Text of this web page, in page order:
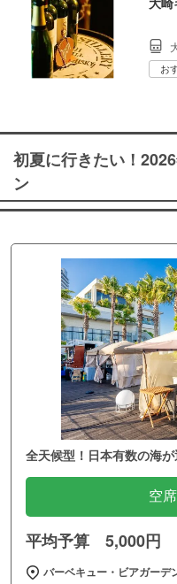
お
初夏に行きたい！
ン
全天候型！日本有数の海
空
平均予算 5,000円
バーベキュー・ビアガー